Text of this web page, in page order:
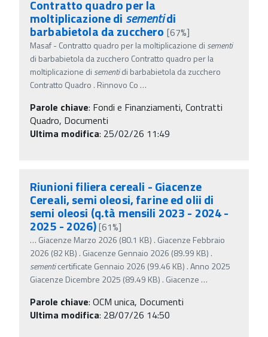
Contratto quadro per la
moltiplicazione di sementidi
barbabietola da zucchero [67%]
Masaf - Contratto quadro per la moltiplicazione di sementi
di barbabietola da zucchero Contratto quadro per la
moltiplicazione di sementidi barbabietola da zucchero
Contratto Quadro . Rinnovo Co …
Parole chiave: Fondi e Finanziamenti, Contratti
Quadro, Documenti
Ultima modifica: 25/02/26 11:49
Riunioni filiera cereali - Giacenze
Cereali, semi oleosi, farine ed olii di
semi oleosi (q.tà mensili 2023 - 2024 -
2025 - 2026)[61%]
… Giacenze Marzo 2026 (80.1 KB) . Giacenze Febbraio
2026 (82 KB) . Giacenze Gennaio 2026 (89.99 KB) .
sementicertificate Gennaio 2026 (99.46 KB) . Anno 2025
Giacenze Dicembre 2025 (89.49 KB) . Giacenze …
Parole chiave: OCM unica, Documenti
Ultima modifica: 28/07/26 14:50